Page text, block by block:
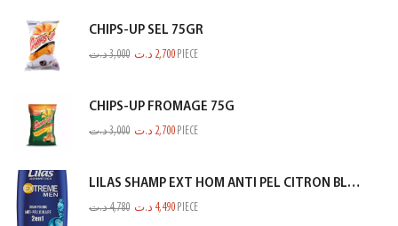
CHIPS-UP SEL 75GR
3,000د.ت 2,700 د.ت PIECE
CHIPS-UP FROMAGE 75G
3,000د.ت 2,700 د.ت PIECE
LILAS SHAMP EXT HOM ANTI PEL CITRON BLEU 350ML
4,780د.ت 4,490 د.ت PIECE